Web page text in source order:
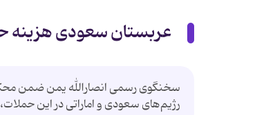
عربستان سعودی هزینه
سخنگوی رسمی انصارالله یمن ضمن
رژیم‌های سعودی و اماراتی در این